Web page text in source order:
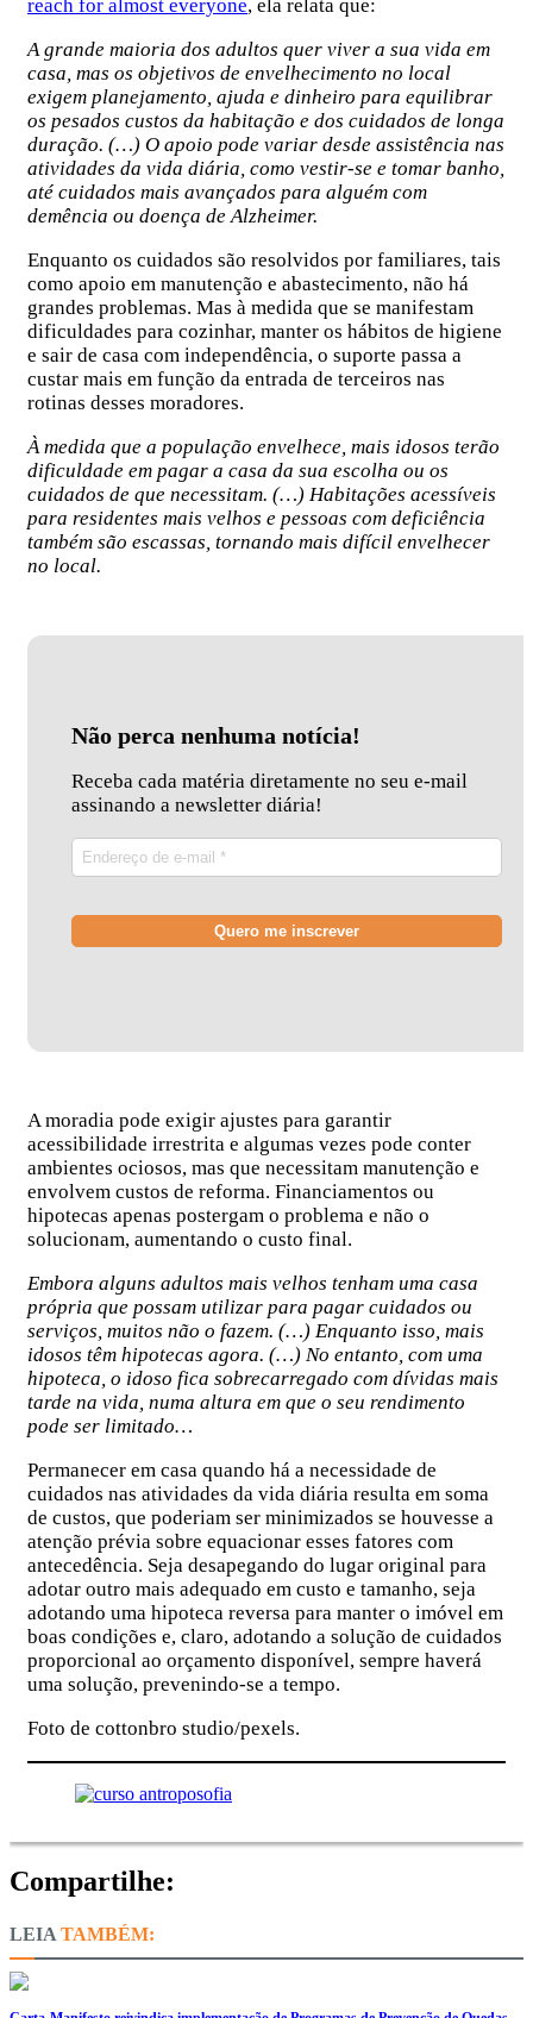
reach for almost everyone, ela relata que:
A grande maioria dos adultos quer viver a sua vida em
casa, mas os objetivos de envelhecimento no local
exigem planejamento, ajuda e dinheiro para equilibrar
os pesados custos da habitação e dos cuidados de longa
duração. (…) O apoio pode variar desde assistência nas
atividades da vida diária, como vestir-se e tomar banho,
até cuidados mais avançados para alguém com
demência ou doença de Alzheimer.
Enquanto os cuidados são resolvidos por familiares, tais
como apoio em manutenção e abastecimento, não há
grandes problemas. Mas à medida que se manifestam
dificuldades para cozinhar, manter os hábitos de higiene
e sair de casa com independência, o suporte passa a
custar mais em função da entrada de terceiros nas
rotinas desses moradores.
À medida que a população envelhece, mais idosos terão
dificuldade em pagar a casa da sua escolha ou os
cuidados de que necessitam. (…) Habitações acessíveis
para residentes mais velhos e pessoas com deficiência
também são escassas, tornando mais difícil envelhecer
no local.
Não perca nenhuma notícia!
Receba cada matéria diretamente no seu e-mail
assinando a newsletter diária!
A moradia pode exigir ajustes para garantir
acessibilidade irrestrita e algumas vezes pode conter
ambientes ociosos, mas que necessitam manutenção e
envolvem custos de reforma. Financiamentos ou
hipotecas apenas postergam o problema e não o
solucionam, aumentando o custo final.
Embora alguns adultos mais velhos tenham uma casa
própria que possam utilizar para pagar cuidados ou
serviços, muitos não o fazem. (…) Enquanto isso, mais
idosos têm hipotecas agora. (…) No entanto, com uma
hipoteca, o idoso fica sobrecarregado com dívidas mais
tarde na vida, numa altura em que o seu rendimento
pode ser limitado…
Permanecer em casa quando há a necessidade de
cuidados nas atividades da vida diária resulta em soma
de custos, que poderiam ser minimizados se houvesse a
atenção prévia sobre equacionar esses fatores com
antecedência. Seja desapegando do lugar original para
adotar outro mais adequado em custo e tamanho, seja
adotando uma hipoteca reversa para manter o imóvel em
boas condições e, claro, adotando a solução de cuidados
proporcional ao orçamento disponível, sempre haverá
uma solução, prevenindo-se a tempo.
Foto de cottonbro studio/pexels.
Compartilhe:
TAMBÉM: